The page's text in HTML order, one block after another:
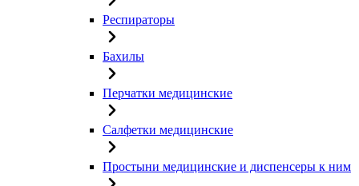
Респираторы
Бахилы
Перчатки медицинские
Салфетки медицинские
Простыни медицинские и диспенсеры к ним